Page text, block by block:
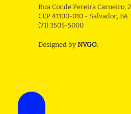
Rua Conde Pereira Carneiro,
CEP 41100-010 - Salvador, BA
(71) 3505-5000
Designed by NVGO.